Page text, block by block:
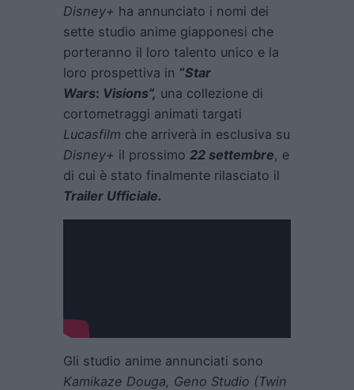
Disney+ ha annunciato i nomi dei
sette studio anime giapponesi che
porteranno il loro talento unico e la
loro prospettiva in “Star
Wars: Visions”, una collezione di
cortometraggi animati targati
Lucasfilm che arriverà in esclusiva su
Disney+ il prossimo 22 settembre, e
di cui è stato finalmente rilasciato il
Trailer Ufficiale.
Gli studio anime annunciati sono
Kamikaze Douga, Geno Studio (Twin